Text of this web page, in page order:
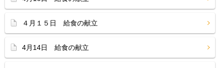
４月１５日 給食の献立
4月14日 給食の献立